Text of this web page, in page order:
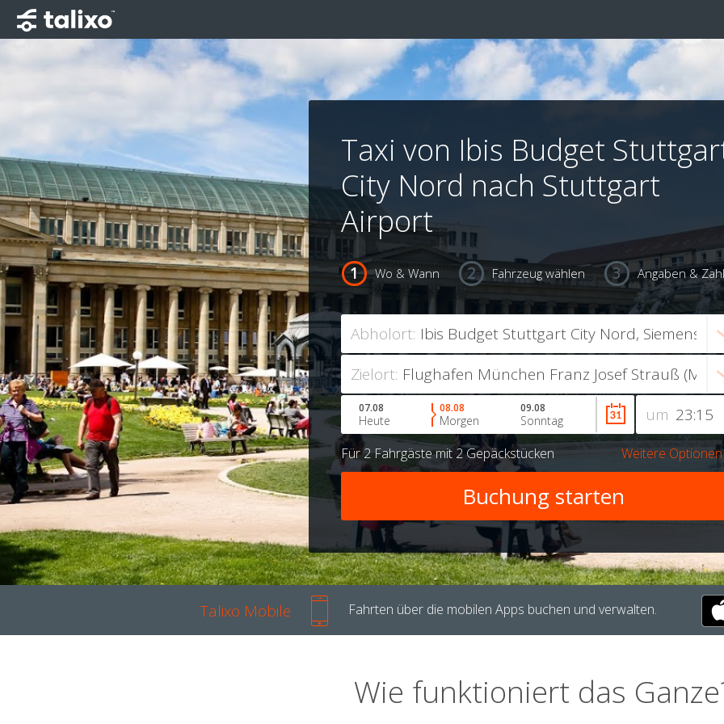
Taxi von Ibis Budget
City Nord nach Stuttgart
Airport
Wo & Wann Fahrzeug wählen Angaben &
Abholort:
Zielort:
um
07.08
Heute
08.08
Morgen
09.08
Sonntag
Für2 Fahrgästemit 2 Gepäckstücken Weitere Optionen
Talixo Mobile Fahrten über die mobilen Apps buchen und verwalten.
Wie funktioniert das